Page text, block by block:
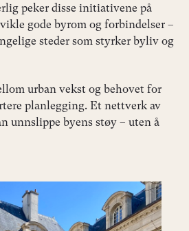
peker disse initiativene på
gode byrom og forbindelser –
steder som styrker byliv og
urban vekst og behovet for
planlegging. Et nettverk av
unnslippe byens støy – uten å